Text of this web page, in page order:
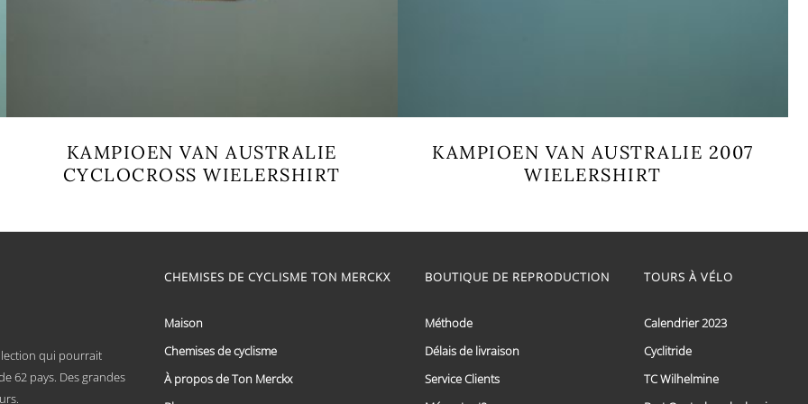
KAMPIOEN VAN AUSTRALIE
CYCLOCROSS WIELERSHIRT
a
Les
être
choisies
la
KAMPIOEN VAN AUSTRALIE 2007
WIELERSHIRT
a
Les
qui pourrait
62 pays. Des grandes
CHEMISES DE CYCLISME TON MERCKX
Maison
Chemises de cyclisme
À propos de Ton Merckx
BOUTIQUE DE REPRODUCTION
Méthode
Délais de livraison
Service Clients
TOURS À VÉLO
Calendrier 2023
Cyclitride
TC Wilhelmine